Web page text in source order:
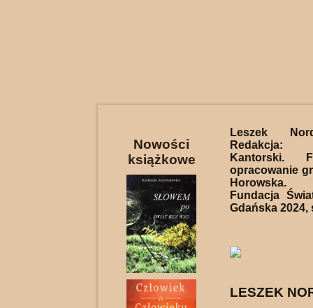
Nowości
książkowe
Leszek
Kantorski.
opracowanie
Horowska.
Fundacja
Gdańska 2024,
LESZEK